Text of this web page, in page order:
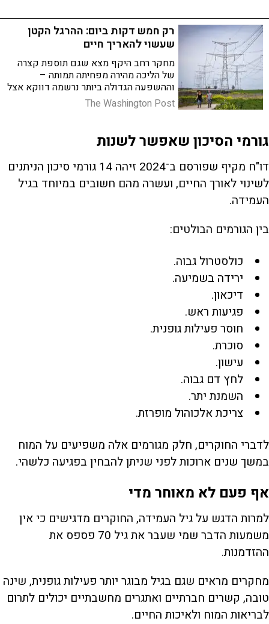
רק חמש דקות ביום: ההרגל הקטן
שעשוי להאריך חיים
מחקר רחב היקף מצא שגם תוספת קצרה
של הליכה מהירה מפחיתה תמותה –
וההשפעה הגדולה ביותר נרשמה דווקא אצל
מי שכמעט לא זזים
The Washington Post
גורמי הסיכון שאפשר לשנות
דו"ח מקיף שפורסם ב־2024 זיהה 14 גורמי סיכון הניתנים
לשינוי לאורך החיים, ועשרה מהם חשובים במיוחד בגיל
העמידה.
בין הגורמים הבולטים:
כולסטרול גבוה.
ירידה בשמיעה.
דיכאון.
פגיעות ראש.
חוסר פעילות גופנית.
סוכרת.
עישון.
לחץ דם גבוה.
השמנת יתר.
צריכת אלכוהול מופרזת.
לדברי החוקרים, חלק מגורמים אלה משפיעים על המוח
במשך שנים ארוכות לפני שניתן להבחין בפגיעה כלשהי.
אף פעם לא מאוחר מדי
למרות הדגש על גיל העמידה, החוקרים מדגישים כי אין
משמעות הדבר שמי שעבר את גיל 70 פספס את
ההזדמנות.
מחקרים מראים שגם בגיל מבוגר יותר פעילות גופנית, שינה
טובה, קשרים חברתיים ואתגרים מחשבתיים יכולים לתרום
לבריאות המוח ולאיכות החיים.